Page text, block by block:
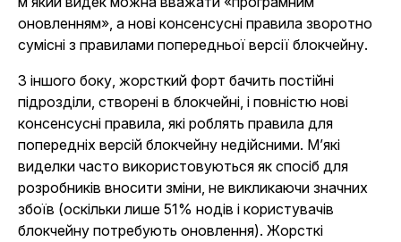
оновленням», а нові консенсусні правила зворотно
сумісні з правилами попередньої версії блокчейну.
З іншого боку, жорсткий форт бачить постійні
підрозділи, створені в блокчейні, і повністю нові
консенсусні правила, які роблять правила для
попередніх версій блокчейну недійсними. М’які
виделки часто використовуються як спосіб для
розробників вносити зміни, не викликаючи значних
збоїв (оскільки лише 51% нодів і користувачів
блокчейну потребують оновлення). Жорсткі